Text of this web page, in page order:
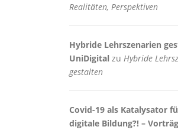
Realitäten, Perspektiven
Hybride Lehrszenarien
UniDigital zu Hybride
gestalten
Covid-19 als Katalysator
digitale Bildung?! –